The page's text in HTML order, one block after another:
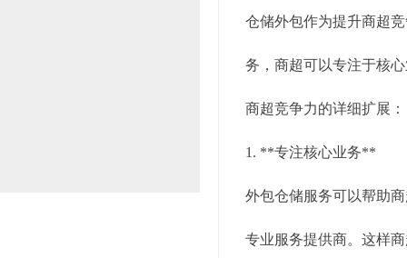
仓储外包作为提升商超
务，商超可以专注于核
商超竞争力的详细扩展：
1. **专注核心业务**
外包仓储服务可以帮助
专业服务提供商。这样